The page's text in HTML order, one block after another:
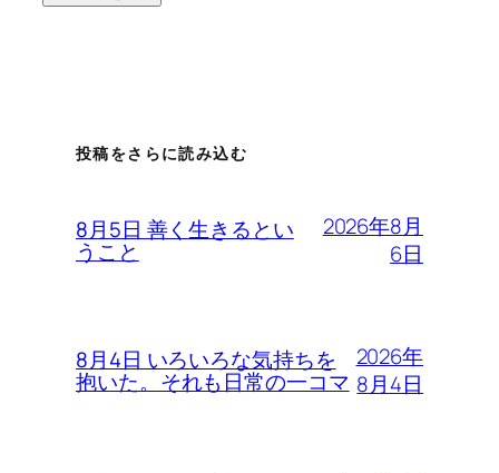
投稿をさらに読み込む
8月5日 善く生きるとい
うこと
2026年8月
6日
8月4日 いろいろな気持ちを
抱いた。それも日常の一コマ
2026年
8月4日